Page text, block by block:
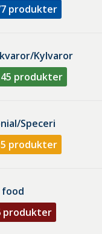
produkter
Kylvaror
produkter
Speceri
produkter
food
produkter